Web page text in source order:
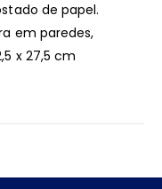
de papel.
em paredes,
x 27,5 cm